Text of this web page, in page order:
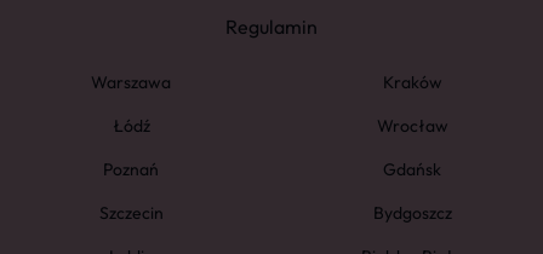
Regulamin
Warszawa
Kraków
Łódź
Wrocław
Poznań
Gdańsk
Szczecin
Bydgoszcz